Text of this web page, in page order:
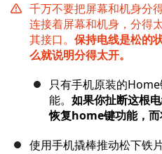
千万不要把屏幕和机身分
连接着屏幕和机身，分得
其接口。 保持电线是松的
么就说明分得太开。
只有手机原装的
能。 如果你扯断这根
恢复home键功能，而
使用手机撬棒推动松下铁